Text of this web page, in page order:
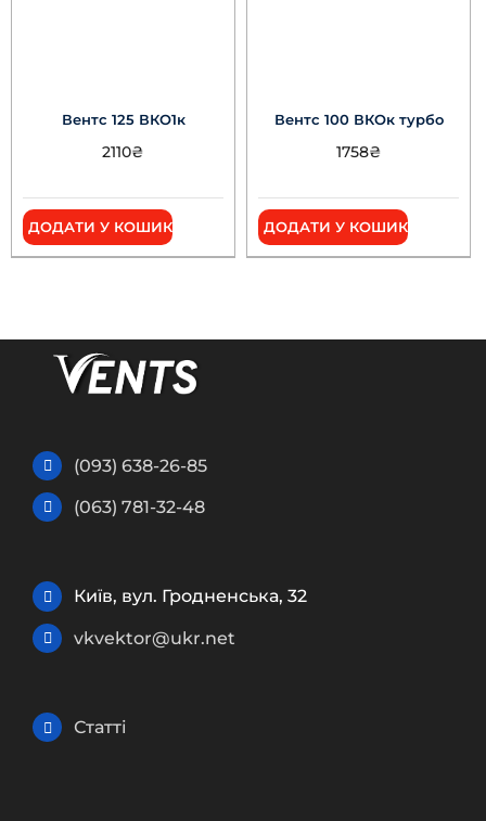
Вентс 125 ВКО1к
2110₴
ДОДАТИ У КОШИК
Вентс 100 ВКОк турбо
1758₴
ДОДАТИ У КОШИК
(093) 638-26-85
(063) 781-32-48
Київ, вул. Гродненська, 32
vkvektor@ukr.net
Статті